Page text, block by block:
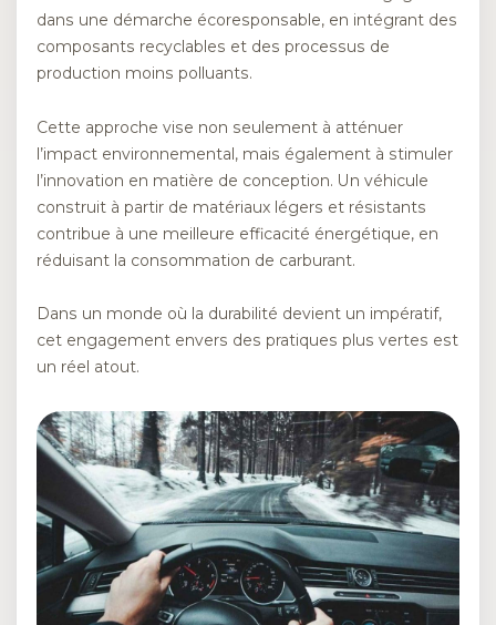
dans une démarche écoresponsable, en intégrant des
composants recyclables et des processus de
production moins polluants.
Cette approche vise non seulement à atténuer
l’impact environnemental, mais également à stimuler
l’innovation en matière de conception. Un véhicule
construit à partir de matériaux légers et résistants
contribue à une meilleure efficacité énergétique, en
réduisant la consommation de carburant.
Dans un monde où la durabilité devient un impératif,
cet engagement envers des pratiques plus vertes est
un réel atout.